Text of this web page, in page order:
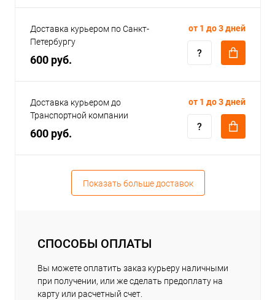
Доставка курьером по Санкт-
Петербургу
600 руб.
от 1 до 3 дней
Доставка курьером до
Транспортной компании
600 руб.
от 1 до 3 дней
Показать больше доставок
СПОСОБЫ ОПЛАТЫ
Вы можете оплатить заказ курьеру наличными
при получении, или же сделать предоплату на
карту или расчетный счет.